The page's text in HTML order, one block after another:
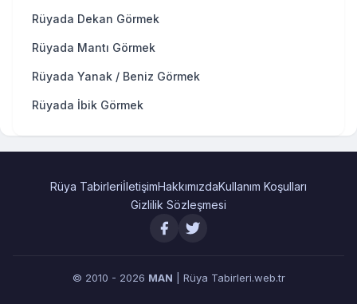
Rüyada Dekan Görmek
Rüyada Mantı Görmek
Rüyada Yanak / Beniz Görmek
Rüyada İbik Görmek
Rüya TabirleriİletişimHakkımızdaKullanım Koşulları
Gizlilik Sözleşmesi
© 2010 - 2026 MAN | Rüya Tabirleri.web.tr